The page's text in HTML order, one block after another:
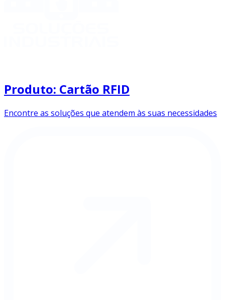
Produto: Cartão RFID
Encontre as soluções que atendem às suas necessidades